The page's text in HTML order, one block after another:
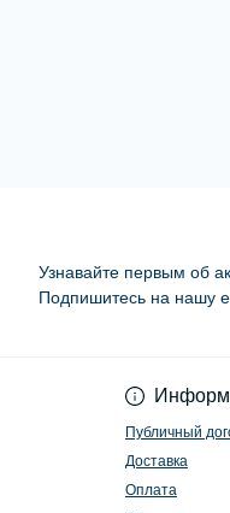
Узнавайте первым об
Подпишитесь на нашу
Публичный
Доставка
Оплата